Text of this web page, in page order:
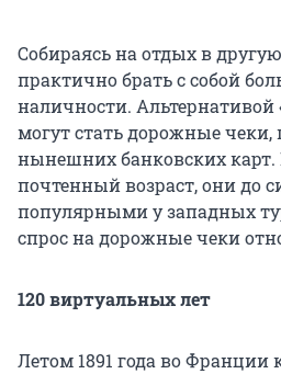
Собираясь на отдых в
практично брать с собой
наличности.
могут стать дорожные чеки,
нынешних банковских карт.
почтенный возраст, они до
популярными у западных
спрос на дорожные чеки
120 виртуальных лет
Летом 1891 года во